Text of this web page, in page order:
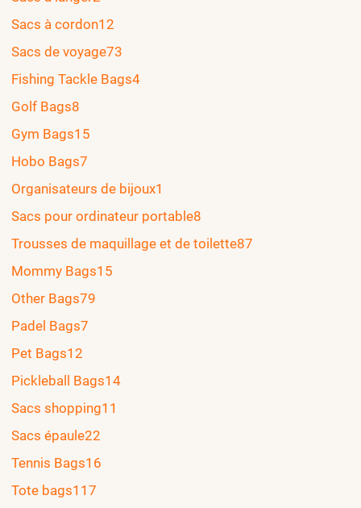
Sacs à cordon12
Sacs de voyage73
Fishing Tackle Bags4
Golf Bags8
Gym Bags15
Hobo Bags7
Organisateurs de bijoux1
Sacs pour ordinateur portable8
Trousses de maquillage et de toilette87
Mommy Bags15
Other Bags79
Padel Bags7
Pet Bags12
Pickleball Bags14
Sacs shopping11
Sacs épaule22
Tennis Bags16
Tote bags117